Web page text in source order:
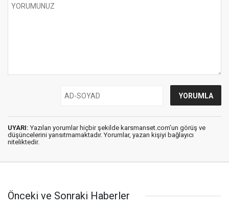
UYARI: Yazılan yorumlar hiçbir şekilde karsmanset.com’un görüş ve
düşüncelerini yansıtmamaktadır. Yorumlar, yazan kişiyi bağlayıcı
niteliktedir.
Önceki ve Sonraki Haberler